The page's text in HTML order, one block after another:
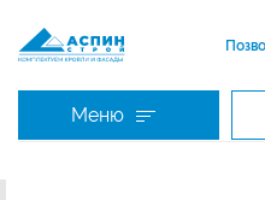
Меню